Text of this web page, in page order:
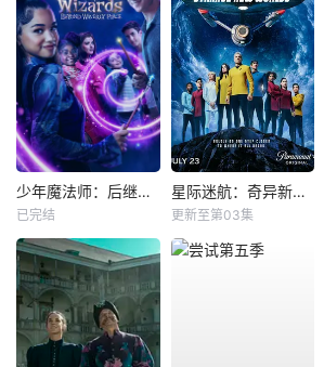
少年魔法师：后继者第三季
已完结
星际迷航：奇异新世界第四季
更新至第03集